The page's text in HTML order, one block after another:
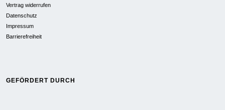
Vertrag widerrufen
Datenschutz
Impressum
Barrierefreiheit
GEFÖRDERT DURCH